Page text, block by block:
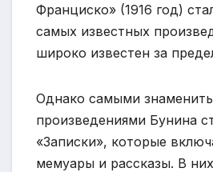
Франциско» (1916 год)
самых известных
широко известен за
Однако самыми
произведениями Бунина
«Записки», которые
мемуары и рассказы. В